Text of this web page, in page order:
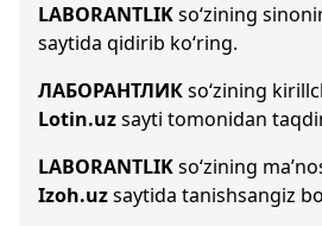
LABORANTLIKso‘zining
saytida qidirib ko‘ring.
ЛАБОРАНТЛИКso‘zining
Lotin.uzsayti tomonidan
LABORANTLIKso‘zining
Izoh.uzsaytida tanishsangiz